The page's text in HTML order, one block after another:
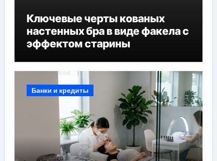
Ключевые черты кованых
настенных бра в виде факела с
эффектом старины
Банки и кредиты